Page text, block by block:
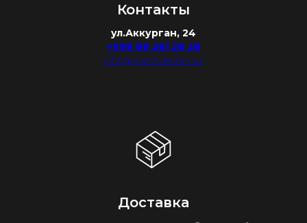
Контакты
ул.Аккурган, 24
+998 88 281 28 28
info@watchdealer.uz
Доставка